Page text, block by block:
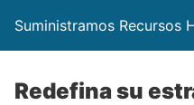
Suministramos Recursos
Redefina su